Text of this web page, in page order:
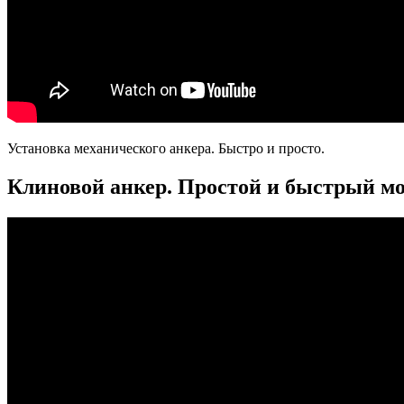
Установка механического анкера. Быстро и просто.
Клиновой анкер. Простой и быстрый